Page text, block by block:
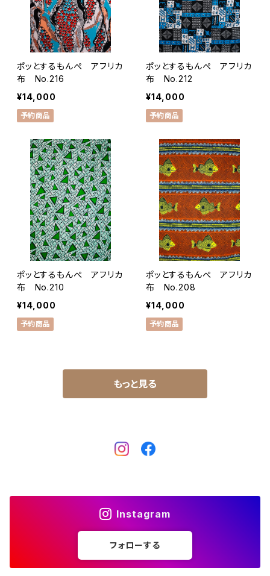
ポッとするもんぺ アフリカ
布 No.216
¥14,000
予約商品
ポッとするもんぺ アフリカ
布 No.212
¥14,000
予約商品
ポッとするもんぺ アフリカ
布 No.210
¥14,000
予約商品
ポッとするもんぺ アフリカ
布 No.208
¥14,000
予約商品
もっと見る
Instagram
フォローする